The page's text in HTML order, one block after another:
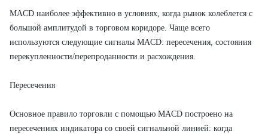
MACD наиболее эффективно в условиях, когда рынок колеблется с
большой амплитудой в торговом коридоре. Чаще всего
используются следующие сигналы MACD: пересечения, состояния
перекупленности/перепроданности и расхождения.
Пересечения
Основное правило торговли с помощью MACD построено на
пересечениях индикатора со своей сигнальной линией: когда